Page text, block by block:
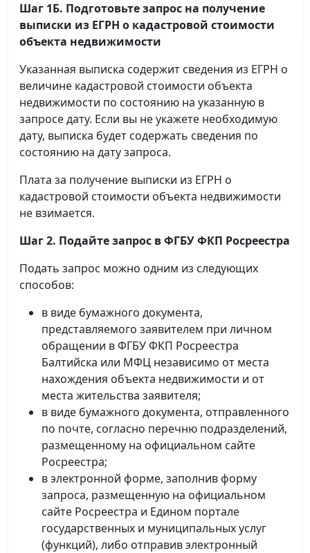
Шаг 1Б. Подготовьте запрос на получение
выписки из ЕГРН о кадастровой стоимости
объекта недвижимости
Указанная выписка содержит сведения из ЕГРН о
величине кадастровой стоимости объекта
недвижимости по состоянию на указанную в
запросе дату. Если вы не укажете необходимую
дату, выписка будет содержать сведения по
состоянию на дату запроса.
Плата за получение выписки из ЕГРН о
кадастровой стоимости объекта недвижимости
не взимается.
Шаг 2. Подайте запрос в ФГБУ ФКП Росреестра
Подать запрос можно одним из следующих
способов:
в виде бумажного документа,
представляемого заявителем при личном
обращении в ФГБУ ФКП Росреестра
Балтийска или МФЦ независимо от места
нахождения объекта недвижимости и от
места жительства заявителя;
в виде бумажного документа, отправленного
по почте, согласно перечню подразделений,
размещенному на официальном сайте
Росреестра;
в электронной форме, заполнив форму
запроса, размещенную на официальном
сайте Росреестра и Едином портале
государственных и муниципальных услуг
(функций), либо отправив электронный